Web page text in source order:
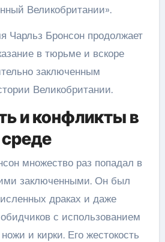
Великобритании».
Чарльз Бронсон продолжает
в тюрьме и вскоре
заключенным
Великобритании.
и конфликты в
множество раз попадал в
заключенными. Он был
драках и даже
с использованием
и кирки. Его жестокость